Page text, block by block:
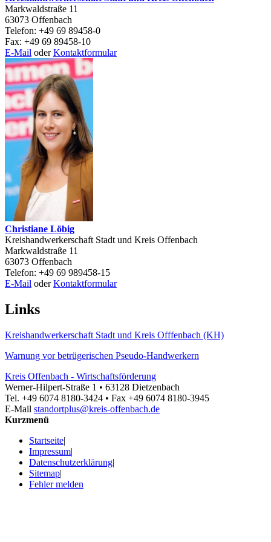
Markwaldstraße 11
63073 Offenbach
Telefon: +49 69 89458-0
Fax: +49 69 89458-10
E-Mail oderKontaktformular
Christiane Löbig
Kreishandwerkerschaft Stadt und Kreis Offenbach
Markwaldstraße 11
63073 Offenbach
Telefon: +49 69 989458-15
E-Mail oderKontaktformular
Links
Kreishandwerkerschaft Stadt und Kreis Offfenbach (KH)
Warnung vor betrügerischen Pseudo-Handwerkern
Kreis Offenbach - Wirtschaftsförderung
Werner-Hilpert-Straße 1 • 63128 Dietzenbach
Tel. +49 6074 8180-3424 • Fax +49 6074 8180-3945
E-Mail standortplus@kreis-offenbach.de
Kurzmenü
Startseite|
Impressum|
Datenschutzerklärung|
Sitemap|
Fehler melden